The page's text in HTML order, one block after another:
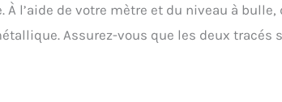
À l’aide de votre mètre et du niveau à
Assurez-vous que les deux